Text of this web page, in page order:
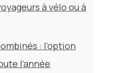
à vélo ou à
: l’option
l’année